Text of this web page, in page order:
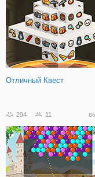
Мастер Шашек
Отличный Квест
294 11